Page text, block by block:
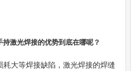
激光焊接的优势到底在哪呢？
大等焊接缺陷，激光焊接的焊缝